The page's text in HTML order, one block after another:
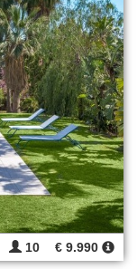
10 € 9.990